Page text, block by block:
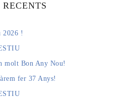
2026 !
molt Bon Any Nou!
fer 37 Anys!